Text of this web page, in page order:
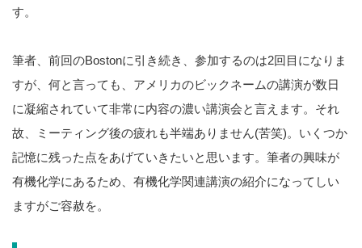
す。
筆者、前回のBostonに引き続き、参加するのは2回目になりま
すが、何と言っても、アメリカのビックネームの講演が数日
に凝縮されていて非常に内容の濃い講演会と言えます。それ
故、ミーティング後の疲れも半端ありません(苦笑)。いくつか
記憶に残った点をあげていきたいと思います。筆者の興味が
有機化学にあるため、有機化学関連講演の紹介になってしい
ますがご容赦を。